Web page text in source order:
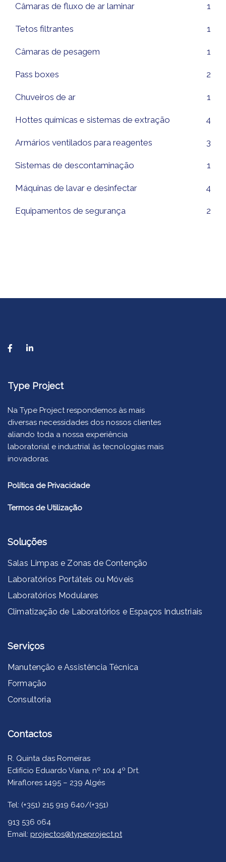
Câmaras de fluxo de ar laminar 1
Tetos filtrantes 1
Câmaras de pesagem 1
Pass boxes 2
Chuveiros de ar 1
Hottes químicas e sistemas de extração 4
Armários ventilados para reagentes 3
Sistemas de descontaminação 1
Máquinas de lavar e desinfectar 4
Equipamentos de segurança 2
Type Project
Na Type Project respondemos às mais
diversas necessidades dos nossos clientes
aliando toda a nossa experiência
laboratorial e industrial às tecnologias mais
inovadoras.
Política de Privacidade
Termos de Utilização
Soluções
Salas Limpas e Zonas de Contenção
Laboratórios Portáteis ou Móveis
Laboratórios Modulares
Climatização de Laboratórios e Espaços Industriais
Serviços
Manutenção e Assistência Técnica
Formação
Consultoria
Contactos
R. Quinta das Romeiras
Edifício Eduardo Viana, nº 104 4º Drt.
Miraflores 1495 – 239 Algés
Tel: (+351) 215 919 640/(+351)
913 536 064
Email: projectos@typeproject.pt